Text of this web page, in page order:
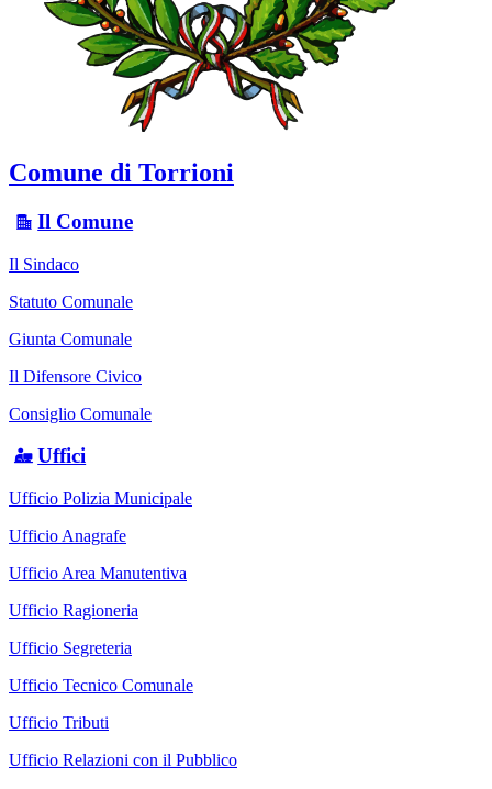
Comune di Torrioni
Il Comune
Il Sindaco
Statuto Comunale
Giunta Comunale
Il Difensore Civico
Consiglio Comunale
Uffici
Ufficio Polizia Municipale
Ufficio Anagrafe
Ufficio Area Manutentiva
Ufficio Ragioneria
Ufficio Segreteria
Ufficio Tecnico Comunale
Ufficio Tributi
Ufficio Relazioni con il Pubblico